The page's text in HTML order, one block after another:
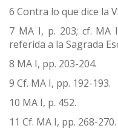
6 Contra lo que dice la
7 MA I, p. 203; cf. MA
referida a la Sagrada
8 MA I, pp. 203-204.
9 Cf. MA I, pp. 192-193.
10 MA I, p. 452.
11 Cf. MA I, pp. 268-270.